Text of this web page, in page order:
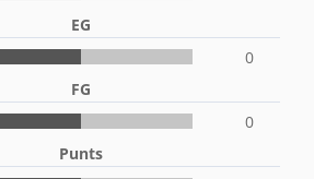
EG
0
FG
0
Punts